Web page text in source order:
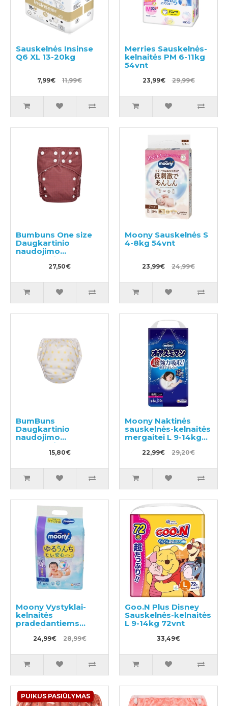
Sauskelnės Insinse
Q6 XL 13-20kg
7,99€ 11,99€
Merries Sauskelnės-
kelnaitės PM 6-11kg
54vnt
23,99€ 29,99€
Bumbuns One size
Daugkartinio
naudojimo
sauskelnės
27,50€
Moony Sauskelnės S
4-8kg 54vnt
23,99€ 24,99€
BumBuns
Daugkartinio
naudojimo
sauskelnės
plaukimui ir tualeto
15,80€
Moony Naktinės
sauskelnės-kelnaitės
mergaitei L 9-14kg
22,99€ 29,20€
Moony Vystyklai-
kelnaitės
pradedantiems
ropinėti PM 5–10kg
56vnt24,99€ 28,99€
Goo.N Plus Disney
Sauskelnės-kelnaitės
L 9-14kg 72vnt
33,49€
PUIKUS PASIŪLYMAS